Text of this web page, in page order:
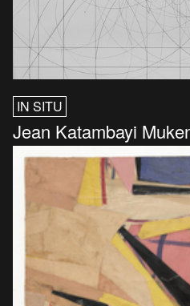
IN SITU
Jean Katambayi